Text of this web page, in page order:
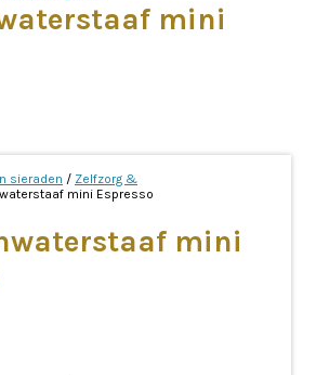
mini
sieraden / Zelfzorg &
mini Espresso
mini